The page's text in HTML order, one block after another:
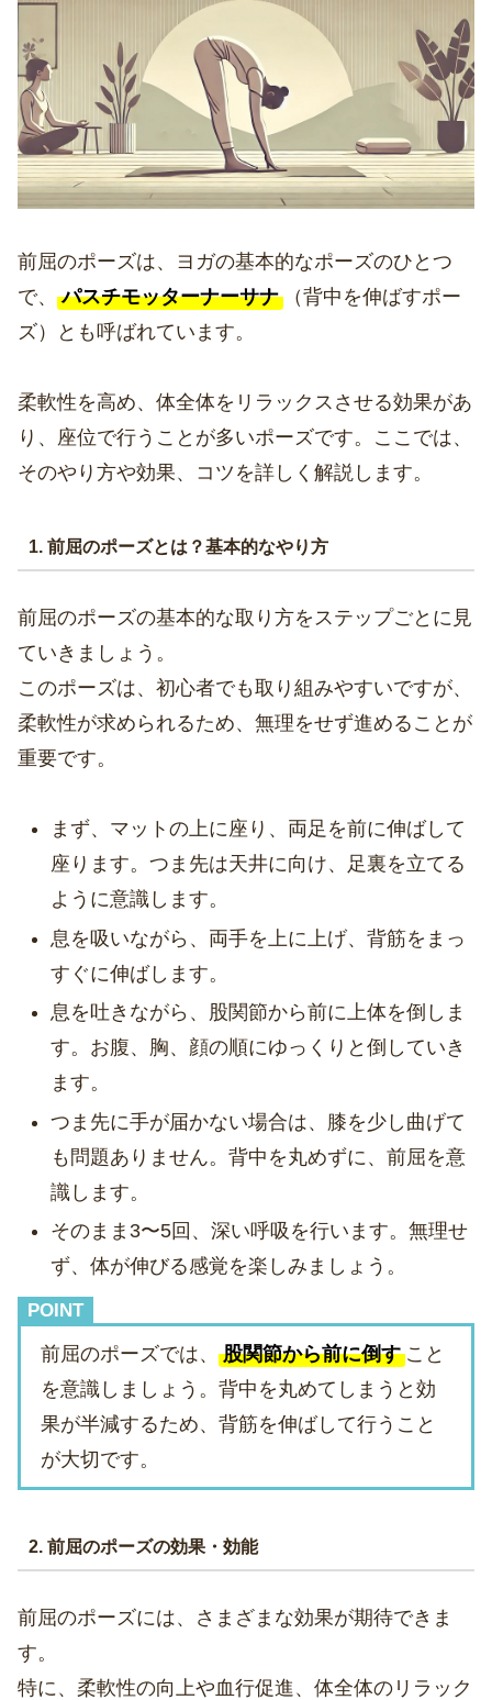
前屈のポーズは、ヨガの基本的なポーズのひとつ
で、
パスチモッターナーサナ
（背中を伸ばすポー
ズ）とも呼ばれています。
柔軟性を高め、体全体をリラックスさせる効果があ
り、座位で行うことが多いポーズです。ここでは、
そのやり方や効果、コツを詳しく解説します。
1. 前屈のポーズとは？基本的なやり方
前屈のポーズの基本的な取り方をステップごとに見
ていきましょう。
このポーズは、初心者でも取り組みやすいですが、
柔軟性が求められるため、無理をせず進めることが
重要です。
まず、マットの上に座り、両足を前に伸ばして
座ります。つま先は天井に向け、足裏を立てる
ように意識します。
息を吸いながら、両手を上に上げ、背筋をまっ
すぐに伸ばします。
息を吐きながら、股関節から前に上体を倒しま
す。お腹、胸、顔の順にゆっくりと倒していき
ます。
つま先に手が届かない場合は、膝を少し曲げて
も問題ありません。背中を丸めずに、前屈を意
識します。
そのまま3〜5回、深い呼吸を行います。無理せ
ず、体が伸びる感覚を楽しみましょう。
POINT
前屈のポーズでは、 股関節から前に倒す こと
を意識しましょう。背中を丸めてしまうと効
果が半減するため、背筋を伸ばして行うこと
が大切です。
2. 前屈のポーズの効果・効能
前屈のポーズには、さまざまな効果が期待できま
す。
特に、柔軟性の向上や血行促進、体全体のリラック